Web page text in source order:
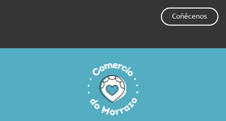
Coñécenos